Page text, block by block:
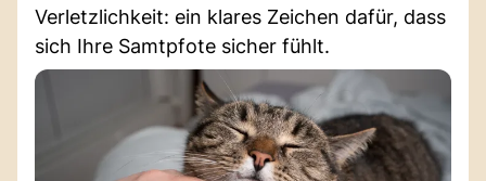
Verletzlichkeit: ein klares Zeichen dafür, dass
sich Ihre Samtpfote sicher fühlt.